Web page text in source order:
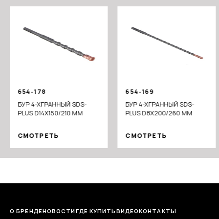
654-178
БУР 4-ХГРАННЫЙ SDS-
PLUS D14X150/210 ММ
СМОТРЕТЬ
654-169
БУР 4-ХГРАННЫЙ SDS-
PLUS D8X200/260 ММ
СМОТРЕТЬ
О БРЕНДЕНОВОСТИГДЕ КУПИТЬ ВИДЕОКОНТАКТЫ